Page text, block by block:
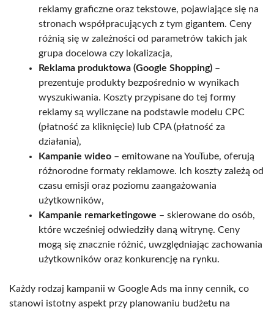
reklamy graficzne oraz tekstowe, pojawiające się na
stronach współpracujących z tym gigantem. Ceny
różnią się w zależności od parametrów takich jak
grupa docelowa czy lokalizacja,
Reklama produktowa (Google Shopping) –
prezentuje produkty bezpośrednio w wynikach
wyszukiwania. Koszty przypisane do tej formy
reklamy są wyliczane na podstawie modelu CPC
(płatność za kliknięcie) lub CPA (płatność za
działania),
Kampanie wideo – emitowane na YouTube, oferują
różnorodne formaty reklamowe. Ich koszty zależą od
czasu emisji oraz poziomu zaangażowania
użytkowników,
Kampanie remarketingowe – skierowane do osób,
które wcześniej odwiedziły daną witrynę. Ceny
mogą się znacznie różnić, uwzględniając zachowania
użytkowników oraz konkurencję na rynku.
Każdy rodzaj kampanii w Google Ads ma inny cennik, co
stanowi istotny aspekt przy planowaniu budżetu na